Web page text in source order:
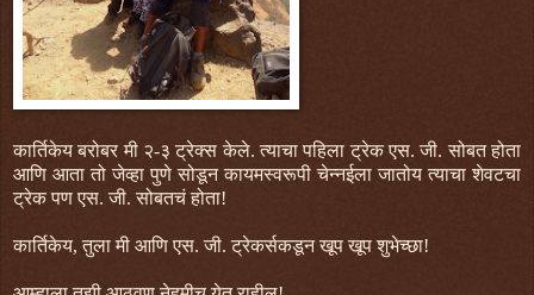
कार्तिकेय बरोबर मी २-३ ट्रेक्स केले. त्याचा पहिला ट्रेक एस. जी. सोबत होता
आणि आता तो जेव्हा पुणे सोडून कायमस्वरूपी चेन्नईला जातोय त्याचा शेवटचा
ट्रेक पण एस. जी. सोबतचं होता!
कार्तिकेय, तुला मी आणि एस. जी. ट्रेकर्सकडून खूप खूप शुभेच्छा!